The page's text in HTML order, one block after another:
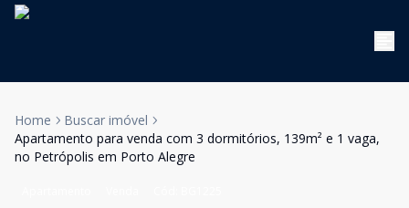
Home
Buscar imóvel
Apartamento para venda com 3 dormitórios, 139m² e 1 vaga,
no Petrópolis em Porto Alegre